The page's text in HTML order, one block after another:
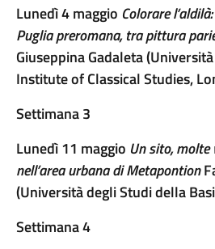
Lunedì 4 maggio Colorare
Puglia preromana, tra pittura
Giuseppina Gadaleta
Institute of Classical Studies,
Settimana 3
Lunedì 11 maggio Un sito, molte
nell’area urbana di Metapontion
(Università degli Studi della
Settimana 4